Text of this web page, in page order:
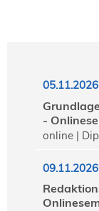
-
online |